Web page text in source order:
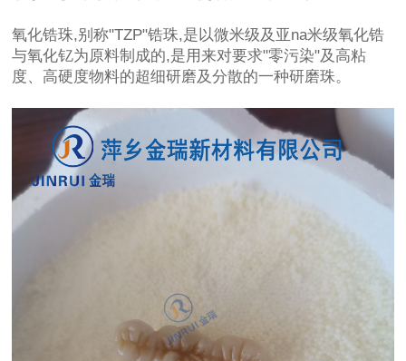
氧化锆珠,别称"TZP"锆珠,是以微米级及亚na米级氧化锆
与氧化钇为原料制成的,是用来对要求"零污染"及高粘
度、高硬度物料的超细研磨及分散的一种研磨珠。